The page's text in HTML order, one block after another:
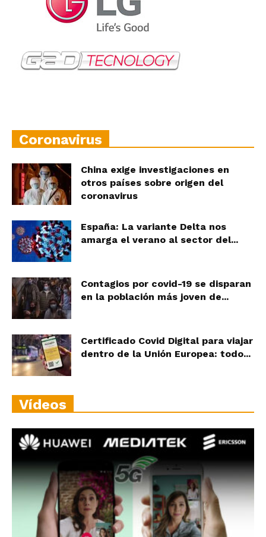
Coronavirus
China exige investigaciones en
otros países sobre origen del
coronavirus
España: La variante Delta nos
amarga el verano al sector del...
Contagios por covid-19 se disparan
en la población más joven de...
Certificado Covid Digital para viajar
dentro de la Unión Europea: todo...
Vídeos